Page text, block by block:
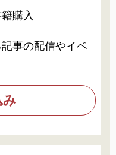
購入
事の配信やイベ
み